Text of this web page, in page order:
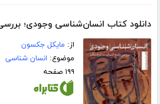
دانلود کتاب انسان‌شناسی وجودی؛
از: مایکل جکسون
موضوع: انسان شناسی
۱۹۹ صفحه